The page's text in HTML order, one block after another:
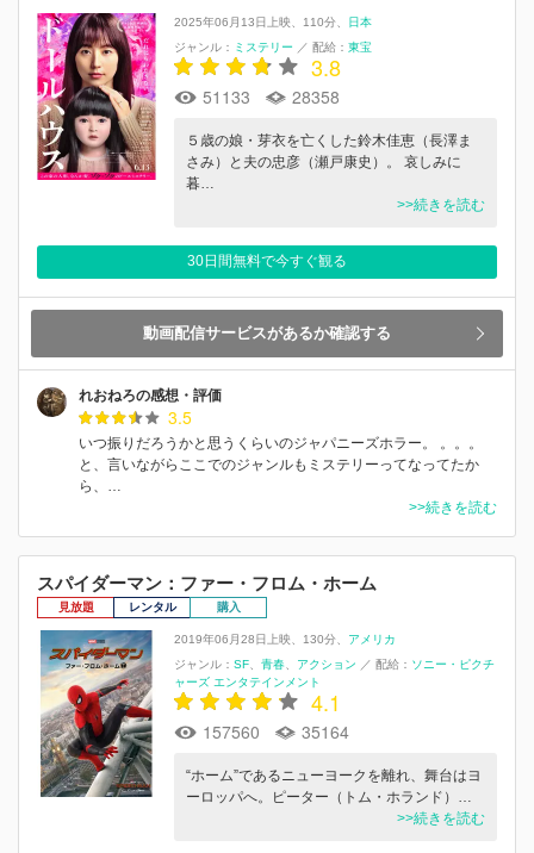
2025年06月13日上映 110分
日本
ジャンル： ミステリー ／ 配給： 東宝
3.8
51133 28358
５歳の娘・芽衣を亡くした鈴木佳恵（長澤ま
さみ）と夫の忠彦（瀬戸康史）。 哀しみに
暮…
>>続きを読む
30日間無料で今すぐ観る
動画配信サービスがあるか確認する
れおねろの感想・評価
3.5
いつ振りだろうかと思うくらいのジャパニーズホラー。 。。。
と、言いながらここでのジャンルもミステリーってなってたか
ら、…
>>続きを読む
スパイダーマン：ファー・フロム・ホーム
見放題 レンタル 購入
2019年06月28日上映 130分
アメリカ
ジャンル： SF 青春 アクション ／ 配給： ソニー・ピクチ
ャーズ エンタテインメント
4.1
157560 35164
“ホーム”であるニューヨークを離れ、舞台はヨ
ーロッパへ。ピーター（トム・ホランド）…
>>続きを読む